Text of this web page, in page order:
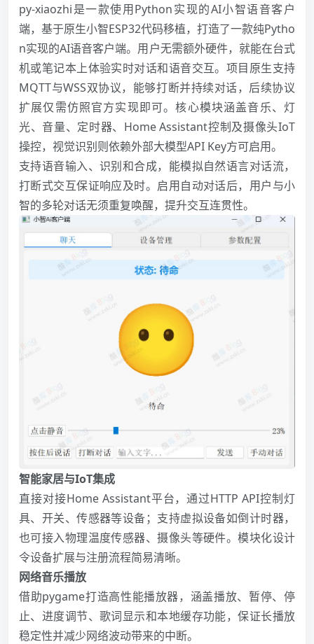
py-xiaozhi是一款使用Python实现的AI小智语音客户
端，基于原生小智ESP32代码移植，打造了一款纯Pytho
n实现的AI语音客户端。用户无需额外硬件，就能在台式
机或笔记本上体验实时对话和语音交互。项目原生支持
MQTT与WSS双协议，能够打断并持续对话，后续协议
扩展仅需仿照官方实现即可。核心模块涵盖音乐、灯
光、音量、定时器、Home Assistant控制及摄像头IoT
操控，视觉识别则依赖外部大模型API Key方可启用。
支持语音输入、识别和合成，能模拟自然语言对话流，
打断式交互保证响应及时。启用自动对话后，用户与小
智的多轮对话无须重复唤醒，提升交互连贯性。
智能家居与IoT集成
直接对接Home Assistant平台，通过HTTP API控制灯
具、开关、传感器等设备；支持虚拟设备如倒计时器，
也可接入物理温度传感器、摄像头等硬件。模块化设计
令设备扩展与注册流程简易清晰。
网络音乐播放
借助pygame打造高性能播放器，涵盖播放、暂停、停
止、进度调节、歌词显示和本地缓存功能，保证长播放
稳定性并减少网络波动带来的中断。